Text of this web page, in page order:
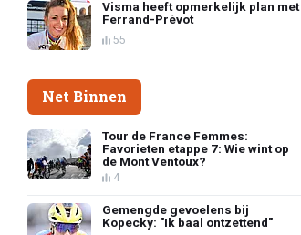
Visma heeft opmerkelijk plan met
Ferrand-Prévot
55
Net Binnen
Tour de France Femmes:
Favorieten etappe 7: Wie wint op
de Mont Ventoux?
4
Gemengde gevoelens bij
Kopecky: "Ik baal ontzettend"